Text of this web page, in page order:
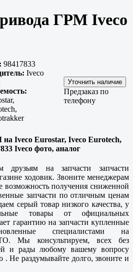
ГРМ Iveco
98417833
Iveco
Предзаказ по
телефону
Iveco Eurostar, Iveco Eurotech,
Iveco фото, аналог
на запчасти запчасти
ходовик. Звоните менеджерам
возможность получения сниженной
запчасти по отличным ценам
серый товар низкого качества, у
товары от официальных
гарантию на запчасти купленные
специалистами на
Мы консультируем, всех без
и рады любому вашему вопросу
. Не раздумывайте долго, звоните и